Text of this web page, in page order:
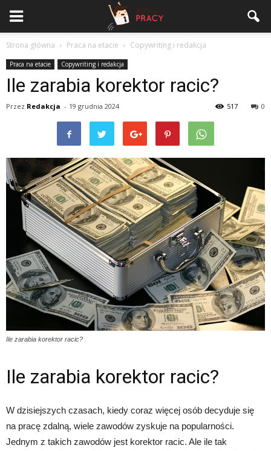
Strona główna Praca na etacie Copywriting i redakcja
Praca na etacie Copywriting i redakcja
Ile zarabia korektor racic?
Przez Redakcja - 19 grudnia 2024 0
517
Ile zarabia korektor racic?
Ile zarabia korektor racic?
W dzisiejszych czasach, kiedy coraz więcej osób decyduje się
na pracę zdalną, wiele zawodów zyskuje na popularności.
Jednym z takich zawodów jest korektor racic. Ale ile tak